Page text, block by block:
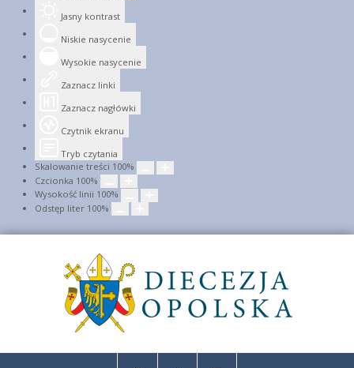
Jasny kontrast
Niskie nasycenie
Wysokie nasycenie
Zaznacz linki
Zaznacz nagłówki
Czytnik ekranu
Tryb czytania
Skalowanie treści 100%
Czcionka 100%
Wysokość linii 100%
Odstęp liter 100%